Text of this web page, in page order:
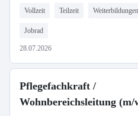
Vollzeit Teilzeit Weiterbildungen
Jobrad
28.07.2026
Pflegefachkraft /
Wohnbereichsleitung (m/